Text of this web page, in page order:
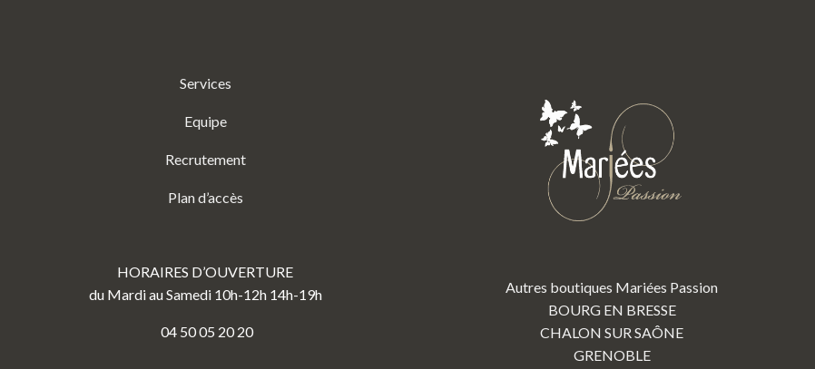
Services
Equipe
Recrutement
Plan d’accès
HORAIRES D’OUVERTURE
du Mardi au Samedi 10h-12h 14h-19h
04 50 05 20 20
Autres boutiques Mariées Passion
BOURG EN BRESSE
CHALON SUR SAÔNE
GRENOBLE